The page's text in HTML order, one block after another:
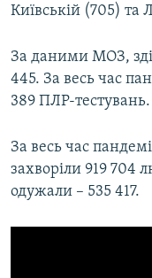
Київській (705) та
За даними МОЗ,
445. За весь час
389 ПЛР-тестувань.
За весь час
захворіли 919 704
одужали – 535 417.